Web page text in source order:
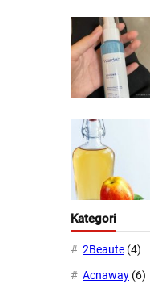
Kategori
2Beaute (4)
Acnaway (6)